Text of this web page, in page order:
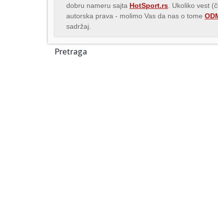
dobru nameru sajta HotSport.rs . Ukoliko vest
autorska prava - molimo Vas da nas o tome
sadržaj.
Pretraga